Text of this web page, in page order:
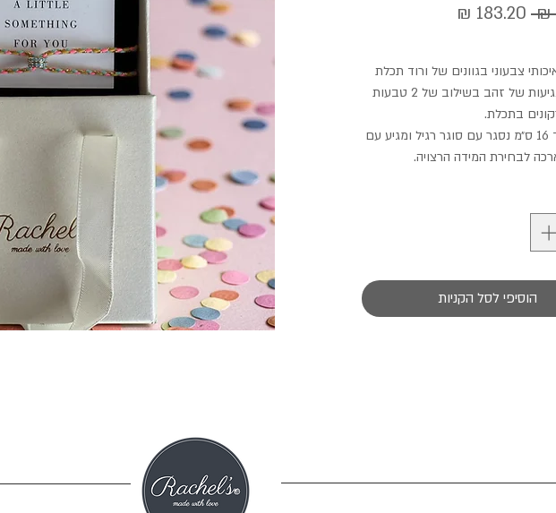
מחיר
צבעוני בגוונים של ורוד תכלת
וצהוב עם נגיעות של זהב בשילוב של 2 טבעות
בתכלת.
אורך הצמיד 16 ס״מ נסגר עם סוגר רגיל ומגיע עם
לבחירת המידה הרצויה.
הוסיפי לסל הקניות